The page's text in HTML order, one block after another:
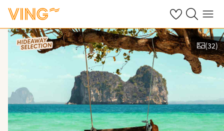
Se dine sparte
Søk påMeny
Vis bilder
(32)